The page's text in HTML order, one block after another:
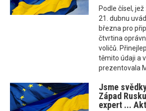
Podle čísel,
21. dubnu
března pro
čtvrtina
voličů.
těmito údaji a
prezentovala
Jsme
Západ
expert ...